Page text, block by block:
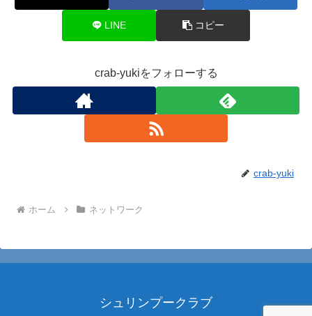
LINE コピー
crab-yukiをフォローする
crab-yuki
ホーム ネットワーク
シュリンプークラブ